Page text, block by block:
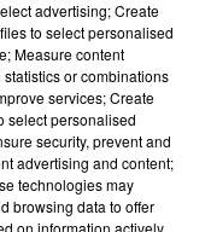
advertising; Create
to select personalised
Measure content
or combinations
services; Create
select personalised
security, prevent and
advertising and content;
technologies may
browsing data to offer
on information actively